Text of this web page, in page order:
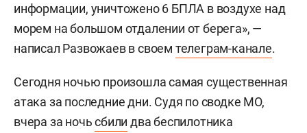
информации, уничтожено 6 БПЛА в воздухе над
морем на большом отдалении от берега», —
написал Развожаев в своем телеграм-канале.
Сегодня ночью произошла самая существенная
атака за последние дни. Судя по сводке МО,
вчера за ночьсбили два беспилотника